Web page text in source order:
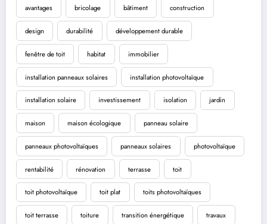
avantages bricolage bâtiment construction
design durabilité développement durable
fenêtre de toit habitat immobilier
installation panneaux solaires installation photovoltaïque
installation solaire investissement isolation jardin
maison maison écologique panneau solaire
panneaux photovoltaïques panneaux solaires photovoltaïque
rentabilité rénovation terrasse toit
toit photovoltaïque toit plat toits photovoltaïques
toit terrasse toiture transition énergétique travaux